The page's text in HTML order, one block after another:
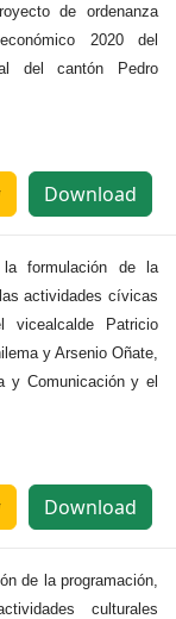
de ordenanza
2020 del
del cantón Pedro
Download
la formulación de la
actividades cívicas
vicealcalde Patricio
y Arsenio Oñate,
y Comunicación y el
Download
de la programación,
culturales